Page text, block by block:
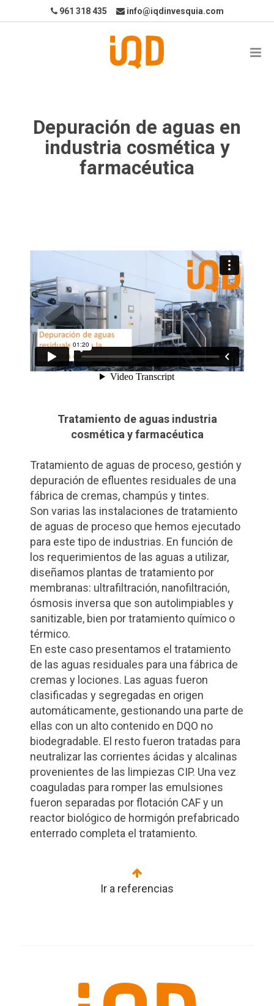
961 318 435 info@iqdinvesquia.com
Depuración de aguas en
industria cosmética y
farmacéutica
Tratamiento de aguas industria
cosmética y farmacéutica
Tratamiento de aguas de proceso, gestión y
depuración de efluentes residuales de una
fábrica de cremas, champús y tintes.
Son varias las instalaciones de tratamiento
de aguas de proceso que hemos ejecutado
para este tipo de industrias. En función de
los requerimientos de las aguas a utilizar,
diseñamos plantas de tratamiento por
membranas: ultrafiltración, nanofiltración,
ósmosis inversa que son autolimpiables y
sanitizable, bien por tratamiento químico o
térmico.
En este caso presentamos el tratamiento
de las aguas residuales para una fábrica de
cremas y lociones. Las aguas fueron
clasificadas y segregadas en origen
automáticamente, gestionando una parte de
ellas con un alto contenido en DQO no
biodegradable. El resto fueron tratadas para
neutralizar las corrientes ácidas y alcalinas
provenientes de las limpiezas CIP. Una vez
coaguladas para romper las emulsiones
fueron separadas por flotación CAF y un
reactor biológico de hormigón prefabricado
enterrado completa el tratamiento.
Ir a referencias